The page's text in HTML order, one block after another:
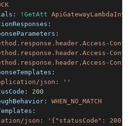
!GetAtt
json:
''
200
WHEN_NO_MATCH
json:
'{"statusCode": 200}'